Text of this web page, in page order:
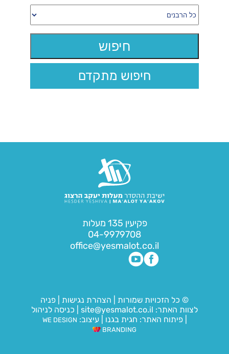
חיפוש מתקדם
פקיעין 135 מעלות
04-9979708
office@yesmalot.co.il
© כל הזכויות שמורות הצהרת נגישות
פניה
לצוות האתר: site@yesmalot.co.il
כניסה לניהול
|פיתוח האתר: חגית בגנו עיצוב: WE DESIGN
BRANDING